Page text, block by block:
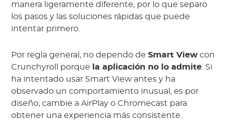
manera ligeramente diferente, por lo que separo
los pasos y las soluciones rápidas que puede
intentar primero.
Por regla general, no dependo deSmart View con
Crunchyroll porque
la aplicación no lo admite . Si
ha intentado usar Smart View antes y ha
observado un comportamiento inusual, es por
diseño; cambie a AirPlay o Chromecast para
obtener una experiencia más consistente.